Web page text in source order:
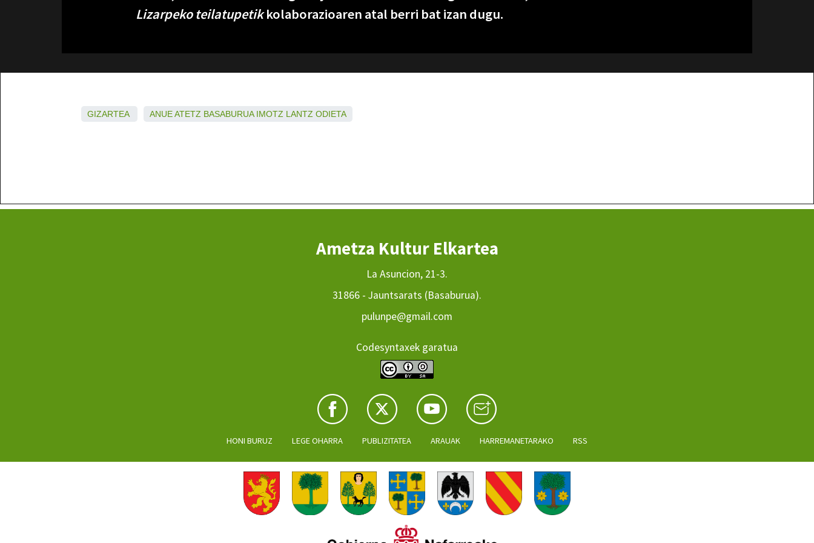
Lizarpeko teilatupetikkolaborazioaren atal berri bat izan dugu.
GIZARTEA ANUEATETZ BASABURUA IMOTZ LANTZ ODIETA
Ametza Kultur Elkartea
La Asuncion, 21-3.
31866 - Jauntsarats (Basaburua).
pulunpe@gmail.com
Codesyntaxek garatua
HONI BURUZ LEGE OHARRA PUBLIZITATEA ARAUAK HARREMANETARAKO RSS